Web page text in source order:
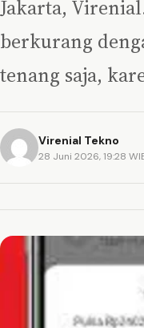
Jakarta,
berkurang
tenang saja,
Virenial Tekno
28 Juni 2026, 19:28